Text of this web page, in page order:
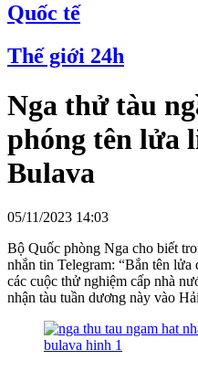
Quốc tế
Thế giới 24h
Nga thử tàu
phóng tên lửa
Bulava
05/11/2023 14:03
Bộ Quốc phòng Nga cho biết
nhắn tin Telegram: “Bắn tên
các cuộc thử nghiệm cấp nhà
nhận tàu tuần dương này vào